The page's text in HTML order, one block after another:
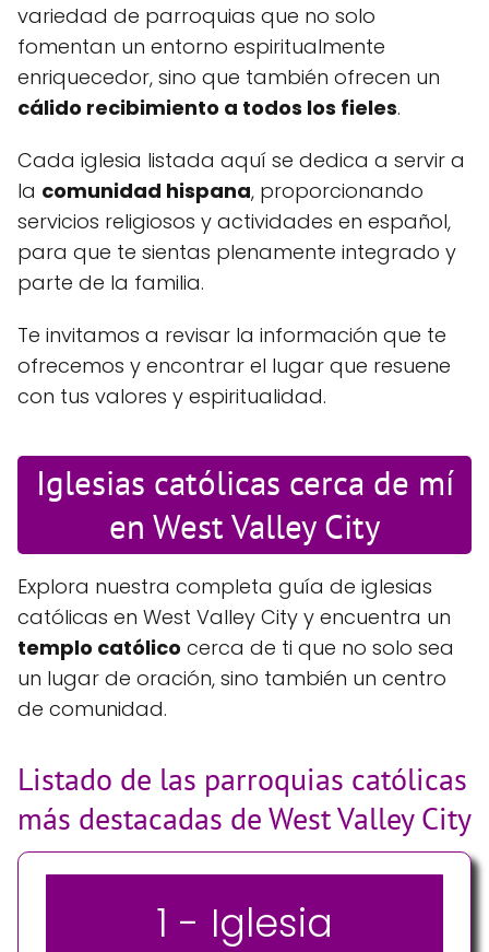
variedad de parroquias que no solo
fomentan un entorno espiritualmente
enriquecedor, sino que también ofrecen un
cálido recibimiento a todos los fieles.
Cada iglesia listada aquí se dedica a servir a
la comunidad hispana, proporcionando
servicios religiosos y actividades en español,
para que te sientas plenamente integrado y
parte de la familia.
Te invitamos a revisar la información que te
ofrecemos y encontrar el lugar que resuene
con tus valores y espiritualidad.
Iglesias católicas cerca de mí
en West Valley City
Explora nuestra completa guía de iglesias
católicas en West Valley City y encuentra un
templo católico cerca de ti que no solo sea
un lugar de oración, sino también un centro
de comunidad.
Listado de las parroquias católicas
más destacadas de West Valley City
1 - Iglesia